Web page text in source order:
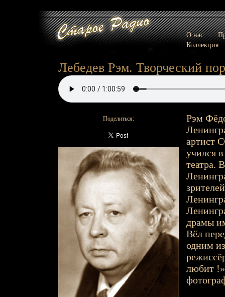
О нас
Коллекция
Лебедев Рэм. Творческий
Поделиться:
Рэм
артист
учился
театра.
драмы
Вёл
одним
любит